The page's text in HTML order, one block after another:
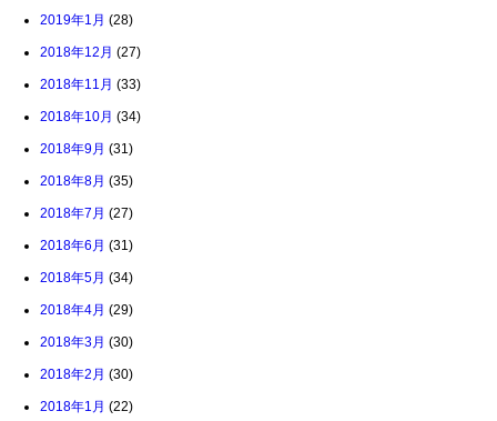
2019年1月 (28)
2018年12月 (27)
2018年11月 (33)
2018年10月 (34)
2018年9月 (31)
2018年8月 (35)
2018年7月 (27)
2018年6月 (31)
2018年5月 (34)
2018年4月 (29)
2018年3月 (30)
2018年2月 (30)
2018年1月 (22)